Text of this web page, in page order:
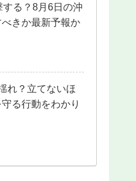
る？8月6日の沖
きか最新予報か
れ？立てないほ
る行動をわかり